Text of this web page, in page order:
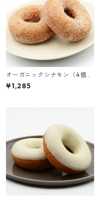
オーガニックシナモン（4個
入）
¥1,285